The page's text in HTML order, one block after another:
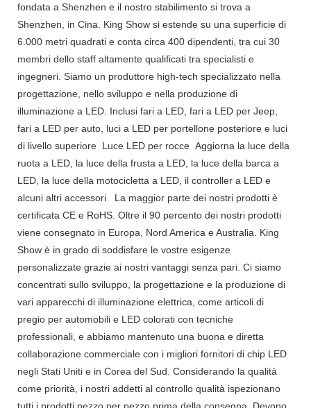
fondata a Shenzhen e il nostro stabilimento si trova a
Shenzhen, in Cina. King Show si estende su una superficie di
6.000 metri quadrati e conta circa 400 dipendenti, tra cui 30
membri dello staff altamente qualificati tra specialisti e
ingegneri. Siamo un produttore high-tech specializzato nella
progettazione, nello sviluppo e nella produzione di
illuminazione a LED. Inclusi fari a LED, fari a LED per Jeep,
fari a LED per auto, luci a LED per portellone posteriore e luci
di livello superiore Luce LED per rocce Aggiorna la luce della
ruota a LED, la luce della frusta a LED, la luce della barca a
LED, la luce della motocicletta a LED, il controller a LED e
alcuni altri accessori La maggior parte dei nostri prodotti è
certificata CE e RoHS. Oltre il 90 percento dei nostri prodotti
viene consegnato in Europa, Nord America e Australia. King
Show è in grado di soddisfare le vostre esigenze
personalizzate grazie ai nostri vantaggi senza pari. Ci siamo
concentrati sullo sviluppo, la progettazione e la produzione di
vari apparecchi di illuminazione elettrica, come articoli di
pregio per automobili e LED colorati con tecniche
professionali, e abbiamo mantenuto una buona e diretta
collaborazione commerciale con i migliori fornitori di chip LED
negli Stati Uniti e in Corea del Sud. Considerando la qualità
come priorità, i nostri addetti al controllo qualità ispezionano